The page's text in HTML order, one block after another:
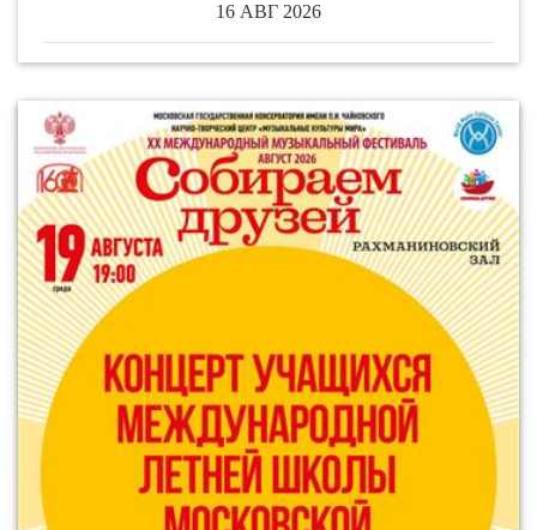
16 АВГ 2026